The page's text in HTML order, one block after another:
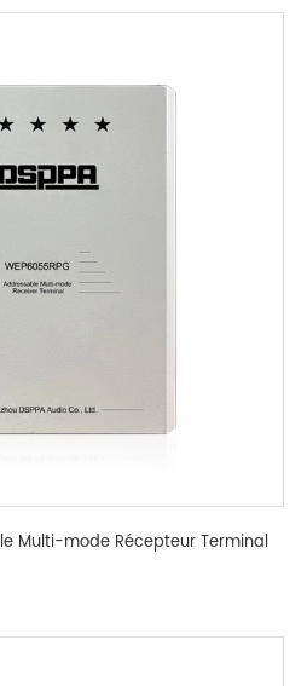
Multi-mode Récepteur Terminal